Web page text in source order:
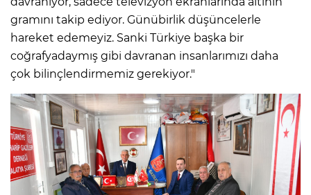
gramını takip ediyor. Günübirlik düşüncelerle
hareket edemeyiz. Sanki Türkiye başka bir
coğrafyadaymış gibi davranan insanlarımızı daha
çok bilinçlendirmemiz gerekiyor."